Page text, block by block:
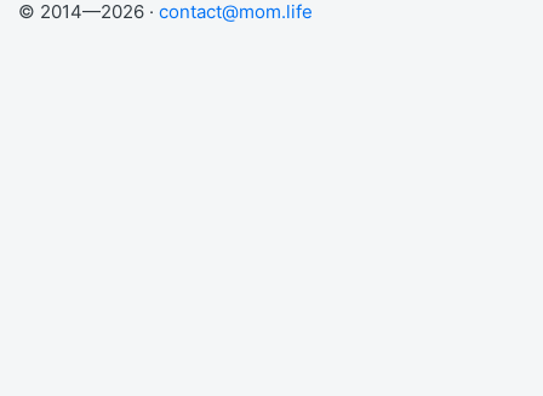
© 2014—2026 · contact@mom.life